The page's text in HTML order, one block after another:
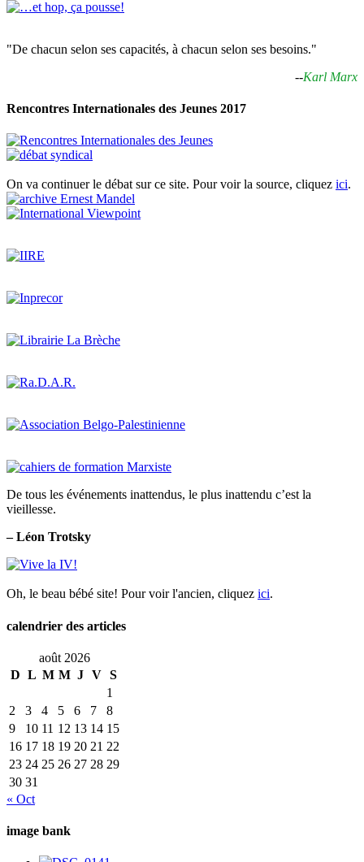
"De chacun selon ses capacités, à chacun selon ses besoins."
--Karl Marx
Rencontres Internationales des Jeunes 2017
On va continuer le débat sur ce site. Pour voir la source, cliquez ici.
De tous les événements inattendus, le plus inattendu c’est la
vieillesse.
– Léon Trotsky
Oh, le beau bébé site! Pour voir l'ancien, cliquez ici.
calendrier des articles
août 2026
D L M M J V S
1
2
3 4 5 6 7
8
9
10 11 12 13 14 15
16 17 18 19 20 21 22
23 24 25 26 27 28 29
30 31
« Oct
image bank